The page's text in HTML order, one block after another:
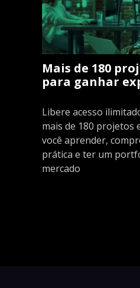
Mais de 180
para ganhar
Libere acesso
mais de 180 projetos
você aprender,
prática e ter um
mercado